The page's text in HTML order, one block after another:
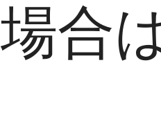
場合